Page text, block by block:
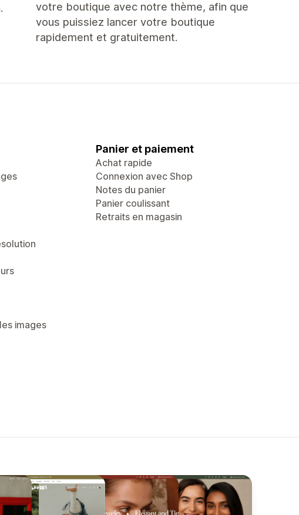
votre boutique avec notre thème, afin que
vous puissiez lancer votre boutique
rapidement et gratuitement.
images
Panier et paiement
Achat rapide
Connexion avec Shop
Notes du panier
Panier coulissant
Retraits en magasin